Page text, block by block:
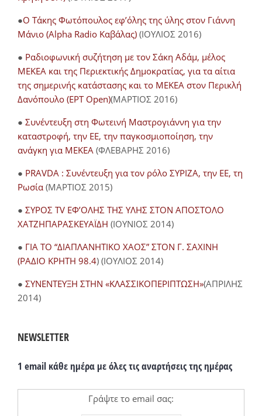
●O Τάκης Φωτόπουλος εφ’όλης της ύλης στον Γιάννη
Μάνιο (Alpha Radio Καβάλας) (ΙΟΥΛΙΟΣ 2016)
● Ραδιοφωνική συζήτηση με τον Σάκη Αδάμ, μέλος
ΜΕΚΕΑ και της Περιεκτικής Δημοκρατίας, για τα αίτια
της σημερινής κατάστασης και το ΜΕΚΕΑ στον Περικλή
Δανόπουλο (ΕΡΤ Open)(ΜΑΡΤΙΟΣ 2016)
● Συνέντευξη στη Φωτεινή Μαστρογιάννη για την
καταστροφή, την ΕΕ, την παγκοσμιοποίηση, την
ανάγκη για ΜΕΚΕΑ (ΦΛΕΒΑΡΗΣ 2016)
● PRAVDA : Συνέντευξη για τον ρόλο ΣΥΡΙΖΑ, την ΕΕ, τη
Ρωσία (ΜΑΡΤΙΟΣ 2015)
● ΣΥΡΟΣ TV ΕΦ’ΟΛΗΣ ΤΗΣ ΥΛΗΣ ΣΤΟΝ ΑΠΟΣΤΟΛΟ
ΧΑΤΖΗΠΑΡΑΣΚΕΥΑΪΔΗ (ΙΟΥΝΙΟΣ 2014)
● ΓΙΑ ΤΟ “ΔΙΑΠΛΑΝΗΤΙΚΟ ΧΑΟΣ” ΣΤΟΝ Γ. ΣΑΧΙΝΗ
(ΡΑΔΙΟ ΚΡΗΤΗ 98.4) (ΙΟΥΛΙΟΣ 2014)
● ΣΥΝΕΝΤΕΥΞΗ ΣΤΗΝ «ΚΛΑΣΣΙΚΟΠΕΡΙΠΤΩΣΗ»(ΑΠΡΙΛΗΣ
2014)
NEWSLETTER
1 email κάθε ημέρα με όλες τις αναρτήσεις της ημέρας
Γράψτε το email σας: